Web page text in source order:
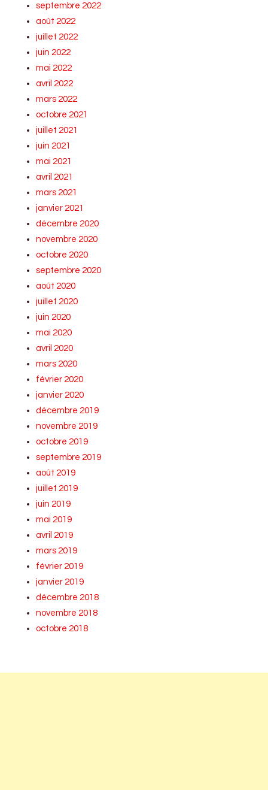
septembre 2022
août 2022
juillet 2022
juin 2022
mai 2022
avril 2022
mars 2022
octobre 2021
juillet 2021
juin 2021
mai 2021
avril 2021
mars 2021
janvier 2021
décembre 2020
novembre 2020
octobre 2020
septembre 2020
août 2020
juillet 2020
juin 2020
mai 2020
avril 2020
mars 2020
février 2020
janvier 2020
décembre 2019
novembre 2019
octobre 2019
septembre 2019
août 2019
juillet 2019
juin 2019
mai 2019
avril 2019
mars 2019
février 2019
janvier 2019
décembre 2018
novembre 2018
octobre 2018